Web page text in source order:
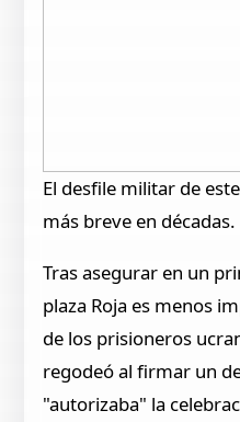
El desfile militar de
más breve en décadas.
Tras asegurar en un
plaza Roja es menos
de los prisioneros
regodeó al firmar un
"autorizaba" la